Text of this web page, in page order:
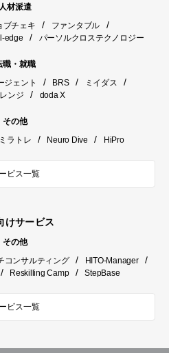
人材派遣
ブチェキ / ファンタブル /
edge / パーソルクロステクノロジー
職・就職
ジェント / BRS / ミイダス /
ンジ / doda X
その他
ミラトレ / Neuro Dive / HiPro
ビス一覧
けサービス
その他
コンサルティング / HITO-Manager /
/ Reskilling Camp / StepBase
ビス一覧